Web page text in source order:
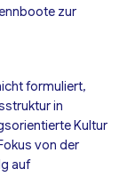
zur
formuliert,
in
Kultur
von der
auf